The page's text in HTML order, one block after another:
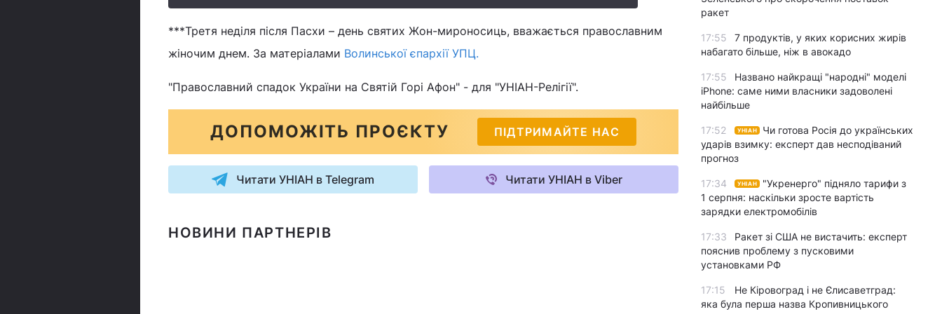
***Третя неділя після Пасхи – день святих Жон-мироносиць, вважається православним
жіночим днем. За матеріалами Волинської єпархії УПЦ.
"Православний спадок України на Святій Горі Афон" - для "УНІАН-Релігії".
ДОПОМОЖІТЬ ПРОЄКТУ ПІДТРИМАЙТЕ НАС
Читати УНІАН в Telegram Читати УНІАН в Viber
НОВИНИ ПАРТНЕРІВ
ракет
17:55
7 продуктів, у яких корисних жирів
набагато більше, ніж в авокадо
17:55
Названо найкращі "народні" моделі
iPhone: саме ними власники задоволені
найбільше
17:52 УНІАН
Чи готова Росія до українських
ударів взимку: експерт дав несподіваний
прогноз
17:34 УНІАН
"Укренерго" підняло тарифи з
1 серпня: наскільки зросте вартість
зарядки електромобілів
17:33
Ракет зі США не вистачить: експерт
пояснив проблему з пусковими
установками РФ
17:15
Не Кіровоград і не Єлисаветград:
яка була перша назва Кропивницького